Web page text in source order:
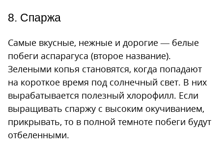
8. Спаржа
Самые вкусные, нежные и дорогие — белые
побеги аспарагуса (второе название).
Зелеными копья становятся, когда попадают
на короткое время под солнечный свет. В них
вырабатывается полезный хлорофилл. Если
выращивать спаржу с высоким окучиванием,
прикрывать, то в полной темноте побеги будут
отбеленными.